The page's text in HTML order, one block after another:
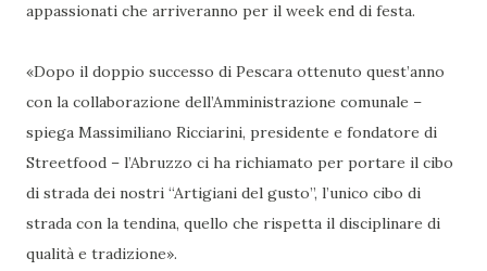
appassionati che arriveranno per il week end di festa.
«Dopo il doppio successo di Pescara ottenuto quest’anno
con la collaborazione dell’Amministrazione comunale –
spiega Massimiliano Ricciarini, presidente e fondatore di
Streetfood – l’Abruzzo ci ha richiamato per portare il cibo
di strada dei nostri “Artigiani del gusto”, l’unico cibo di
strada con la tendina, quello che rispetta il disciplinare di
qualità e tradizione».